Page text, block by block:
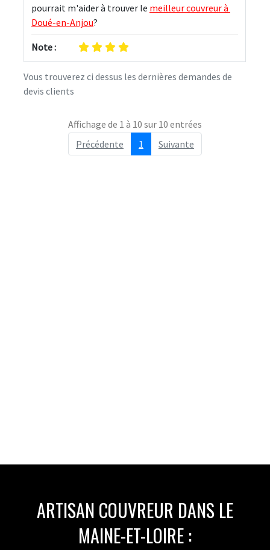
Vous trouverez ci dessus les dernières demandes de
devis clients
pourrait m'aider à trouver le meilleur couvreur à
Doué-en-Anjou?
Note :
Affichage de 1 à 10 sur 10 entrées
Précédente
1 Suivante
ARTISAN COUVREUR DANS LE
MAINE-ET-LOIRE :